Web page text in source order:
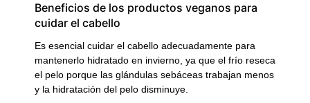
Beneficios de los productos veganos para
cuidar el cabello
Es esencial cuidar el cabello adecuadamente para
mantenerlo hidratado en invierno, ya que el frío reseca
el pelo porque las glándulas sebáceas trabajan menos
y la hidratación del pelo disminuye.